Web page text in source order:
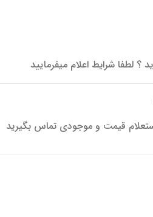
؟ لطفا شرایط اعلام میفرمایید
قیمت و موجودی تماس بگیرید